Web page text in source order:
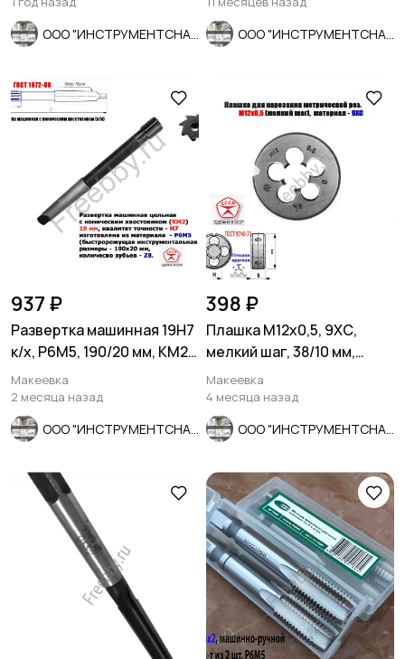
937 ₽
Развертка машинная 19Н7
к/х, Р6М5, 190/20 мм, КМ2,
Z8, ВИЗ, СССР.
Макеевка
2 месяца назад
398 ₽
Плашка М12х0,5, 9ХС,
мелкий шаг, 38/10 мм,
ГОСТ 7740-71, сдел в
СССР.
Макеевка
4 месяца назад